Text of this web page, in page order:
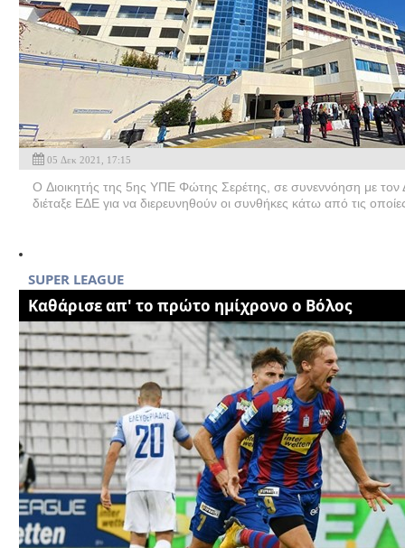
05 Δεκ 2021, 17:15
O Διοικητής της 5ης ΥΠΕ Φώτης Σερέτης, σε συνεννόηση με τον
διέταξε ΕΔΕ για να διερευνηθούν οι συνθήκες κάτω από τις
SUPER LEAGUE
Καθάρισε απ' το πρώτο ημίχρονο ο Βόλος